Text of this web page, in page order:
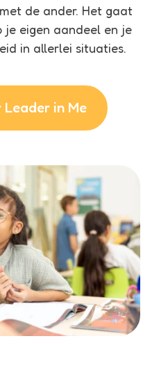
de ander. Het gaat
je eigen aandeel en je
in allerlei situaties.
Leader in Me